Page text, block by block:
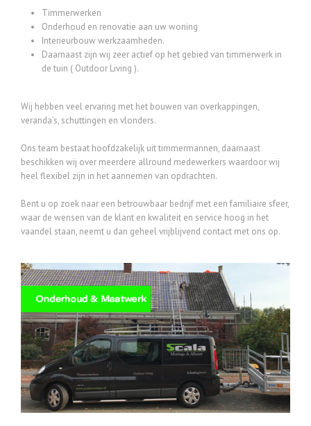
Timmerwerken
Onderhoud en renovatie aan uw woning
Interieurbouw werkzaamheden.
Daarnaast zijn wij zeer actief op het gebied van timmerwerk in
de tuin ( Outdoor Living ).
Wij hebben veel ervaring met het bouwen van overkappingen,
veranda’s, schuttingen en vlonders.
Ons team bestaat hoofdzakelijk uit timmermannen, daarnaast
beschikken wij over meerdere allround medewerkers waardoor wij
heel flexibel zijn in het aannemen van opdrachten.
Bent u op zoek naar een betrouwbaar bedrijf met een familiaire sfeer,
waar de wensen van de klant en kwaliteit en service hoog in het
vaandel staan, neemt u dan geheel vrijblijvend contact met ons op.